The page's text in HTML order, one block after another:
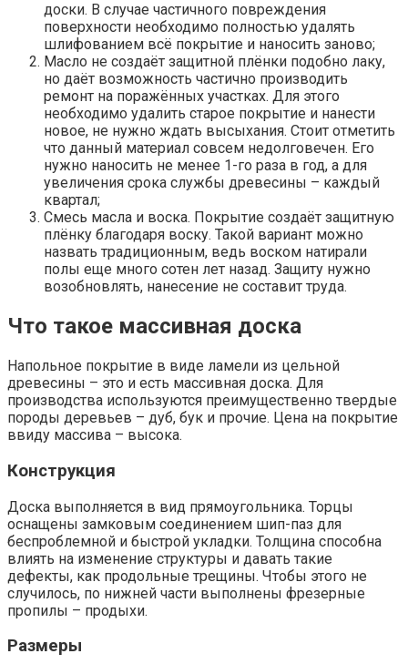
доски. В случае частичного повреждения
поверхности необходимо полностью удалять
шлифованием всё покрытие и наносить заново;
Масло не создаёт защитной плёнки подобно лаку,
но даёт возможность частично производить
ремонт на поражённых участках. Для этого
необходимо удалить старое покрытие и нанести
новое, не нужно ждать высыхания. Стоит отметить
что данный материал совсем недолговечен. Его
нужно наносить не менее 1-го раза в год, а для
увеличения срока службы древесины – каждый
квартал;
Смесь масла и воска. Покрытие создаёт защитную
плёнку благодаря воску. Такой вариант можно
назвать традиционным, ведь воском натирали
полы еще много сотен лет назад. Защиту нужно
возобновлять, нанесение не составит труда.
Что такое массивная доска
Напольное покрытие в виде ламели из цельной
древесины – это и есть массивная доска. Для
производства используются преимущественно твердые
породы деревьев – дуб, бук и прочие. Цена на покрытие
ввиду массива – высока.
Конструкция
Доска выполняется в вид прямоугольника. Торцы
оснащены замковым соединением шип-паз для
беспроблемной и быстрой укладки. Толщина способна
влиять на изменение структуры и давать такие
дефекты, как продольные трещины. Чтобы этого не
случилось, по нижней части выполнены фрезерные
пропилы – продыхи.
Размеры